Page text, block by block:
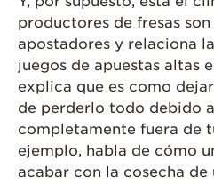
productores de fresas
apostadores y relaciona
juegos de apuestas altas
explica que es como
de perderlo todo debido
completamente fuera de
ejemplo, habla de cómo
acabar con la cosecha